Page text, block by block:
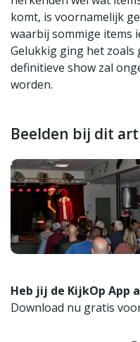
komt, is voornamelijk
waarbij sommige items
Gelukkig ging het zoals
definitieve show zal
worden.
Beelden bij dit
Heb jij de KijkOp App
Download nu gratis